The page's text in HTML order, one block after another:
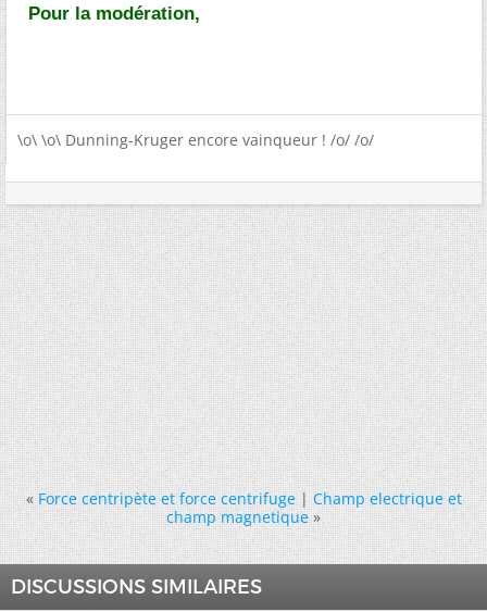
Pour la modération,
\o\ \o\ Dunning-Kruger encore vainqueur ! /o/ /o/
« Force centripète et force centrifuge|Champ electrique et
champ magnetique »
DISCUSSIONS SIMILAIRES